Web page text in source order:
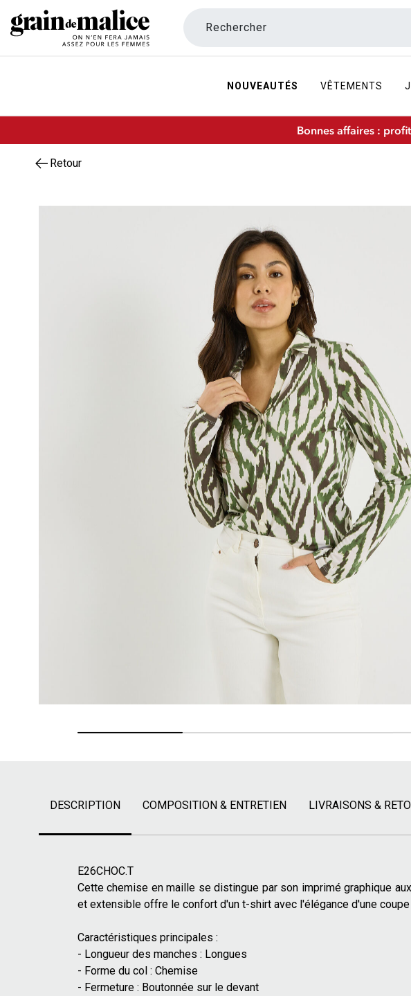
Rechercher
NOUVEAUTÉS VÊTEMENTS
Bonnes affaires :
Retour
DESCRIPTION COMPOSITION & ENTRETIEN LIVRAISONS &
E26CHOC.T
Cette chemise en maille se distingue par son imprimé graphique
et extensible offre le confort d'un t-shirt avec l'élégance d'une
Caractéristiques principales :
- Longueur des manches : Longues
- Forme du col : Chemise
- Fermeture : Boutonnée sur le devant